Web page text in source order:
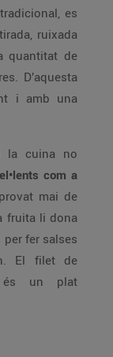
es
ruixada
quantitat de
D’aquesta
i amb una
la cuina no
com a
mai de
fruita li dona
fer salses
El filet de
és un plat